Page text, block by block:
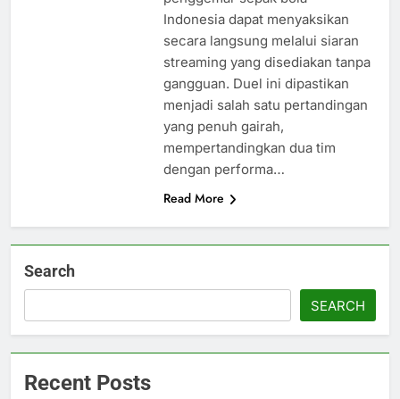
Indonesia dapat menyaksikan
secara langsung melalui siaran
streaming yang disediakan tanpa
gangguan. Duel ini dipastikan
menjadi salah satu pertandingan
yang penuh gairah,
mempertandingkan dua tim
dengan performa…
Read More
Search
SEARCH
Recent Posts